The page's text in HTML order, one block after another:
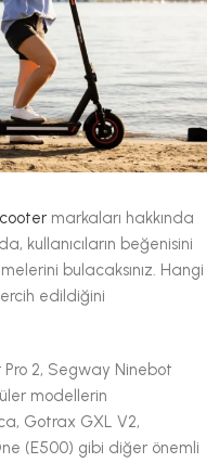
markaları hakkında
kullanıcıların beğenisini
bulacaksınız. Hangi
edildiğini
2, Segway Ninebot
modellerin
Gotrax GXL V2,
(E500) gibi diğer önemli